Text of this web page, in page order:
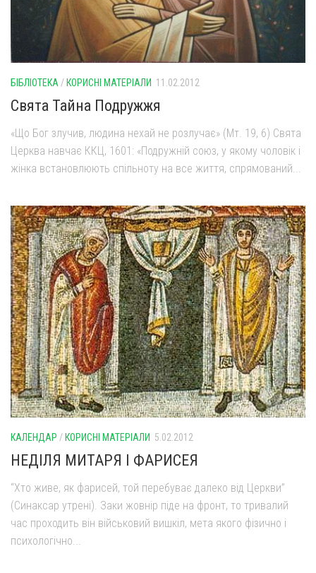
БІБЛІОТЕКА / КОРИСНІ МАТЕРІАЛИ 11.02.2012
Свята Тайна Подружжя
«Що Бог злучив, людина нехай не розлучає» (Мт. 19, 6) Свята
Церква навчає ККЦ, 1601: «Подружній союз, у якому чоловік і
жінка встановлюють спільноту на все життя, спрямований...
КАЛЕНДАР / КОРИСНІ МАТЕРІАЛИ 5.02.2012
НЕДІЛЯ МИТАРЯ І ФАРИСЕЯ
“Хто живе, як фарисей, той перебуває далеко від Церкви”
(Синаксар утрені). Заки жовнір піде на фронт, то тривалий
час проходить він військовий вишкіл, мета якого фізично і
психологічно...